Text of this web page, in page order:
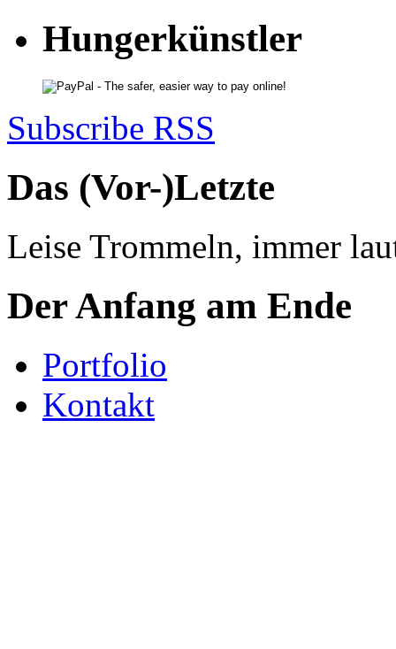
Hungerkünstler
Subscribe RSS
Das (Vor-)Letzte
Leise Trommeln, immer
Der Anfang am Ende
Portfolio
Kontakt